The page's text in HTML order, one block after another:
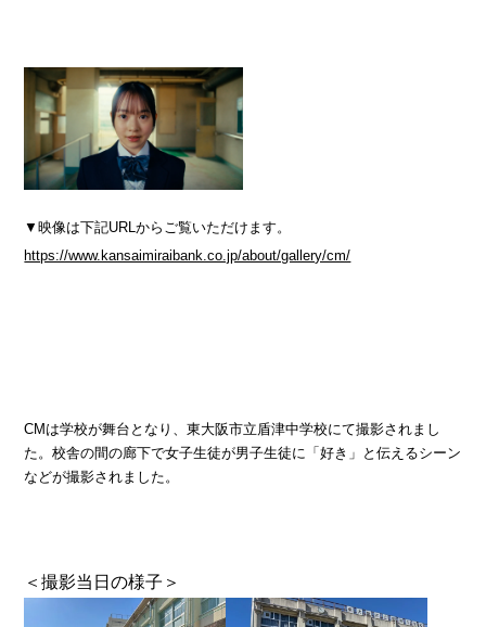
▼映像は下記URLからご覧いただけます。
https://www.kansaimiraibank.co.jp/about/gallery/cm/
CMは学校が舞台となり、東大阪市立盾津中学校にて撮影されまし
た。校舎の間の廊下で女子生徒が男子生徒に「好き」と伝えるシーン
などが撮影されました。
＜撮影当日の様子＞